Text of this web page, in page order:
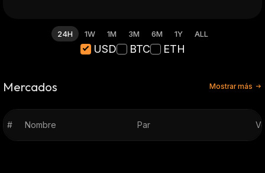
24H 1W 1M 3M 6M 1Y ALL
USD BTC ETH
Mercados Mostrar más
# Nombre Par